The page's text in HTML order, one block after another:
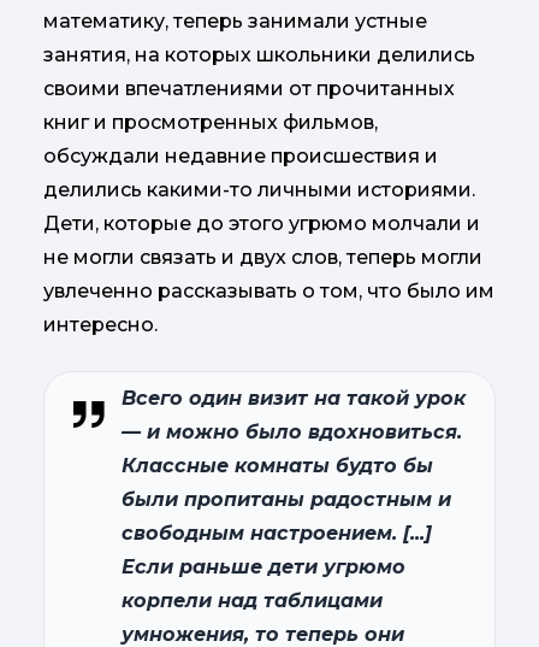
математику, теперь занимали устные
занятия, на которых школьники делились
своими впечатлениями от прочитанных
книг и просмотренных фильмов,
обсуждали недавние происшествия и
делились какими-то личными историями.
Дети, которые до этого угрюмо молчали и
не могли связать и двух слов, теперь могли
увлеченно рассказывать о том, что было им
интересно.
Всего один визит на такой урок
— и можно было вдохновиться.
Классные комнаты будто бы
были пропитаны радостным и
свободным настроением. [...]
Если раньше дети угрюмо
корпели над таблицами
умножения, то теперь они